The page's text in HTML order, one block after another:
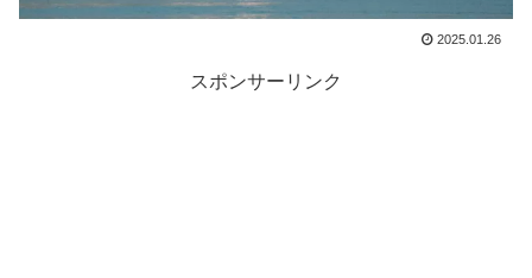
2025.01.26
スポンサーリンク